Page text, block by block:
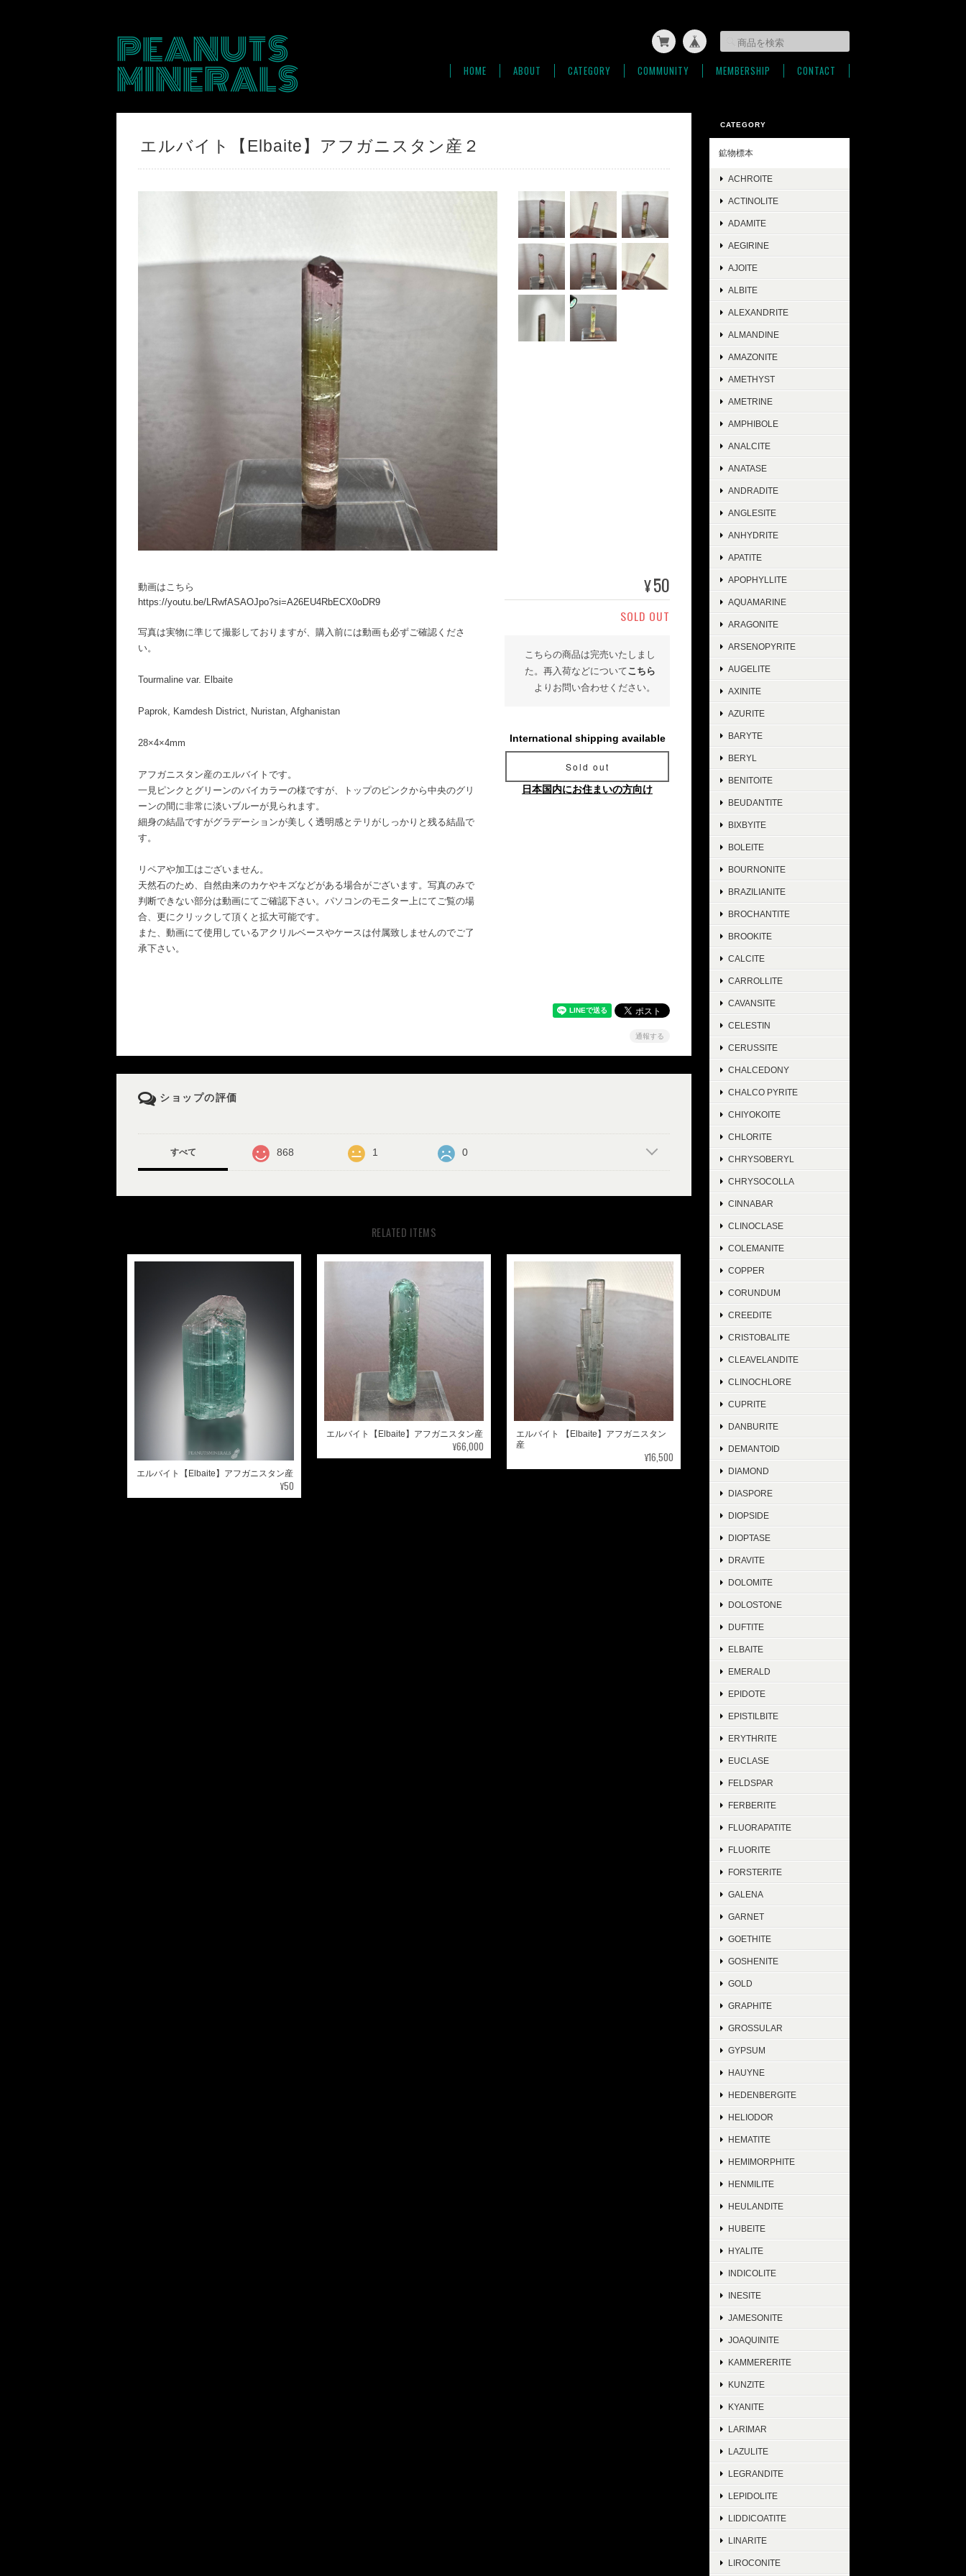
PEANUTS
MINERALS HOME ABOUT CATEGORY COMMUNITY MEMBERSHIP CONTACT
エルバイト【Elbaite】アフガニスタン産２
動画はこちら
https://youtu.be/LRwfASAOJpo?si=A26EU4RbECX0oDR9
写真は実物に準じて撮影しておりますが、購入前には動画も必ずご確認くださ
い。
Tourmaline var. Elbaite
Paprok, Kamdesh District, Nuristan, Afghanistan
28×4×4mm
アフガニスタン産のエルバイトです。
一見ピンクとグリーンのバイカラーの様ですが、トップのピンクから中央のグリ
ーンの間に非常に淡いブルーが見られます。
細身の結晶ですがグラデーションが美しく透明感とテリがしっかりと残る結晶で
す。
リペアや加工はございません。
天然石のため、自然由来のカケやキズなどがある場合がございます。写真のみで
判断できない部分は動画にてご確認下さい。パソコンのモニター上にてご覧の場
合、更にクリックして頂くと拡大可能です。
また、動画にて使用しているアクリルベースやケースは付属致しませんのでご了
承下さい。
¥50
SOLD OUT
こちらの商品は完売いたしまし
た。再入荷などについてこちら
よりお問い合わせください。
International shipping available
Sold out
日本国内にお住まいの方向け
通報する
ショップの評価
すべて 868 1 0
RELATED ITEMS
エルバイト【Elbaite】アフガニスタン産
¥50
エルバイト【Elbaite】アフガニスタン産
¥66,000
エルバイト 【Elbaite】アフガニスタン
産
¥16,500
CATEGORY
鉱物標本
ACHROITE
ACTINOLITE
ADAMITE
AEGIRINE
AJOITE
ALBITE
ALEXANDRITE
ALMANDINE
AMAZONITE
AMETHYST
AMETRINE
AMPHIBOLE
ANALCITE
ANATASE
ANDRADITE
ANGLESITE
ANHYDRITE
APATITE
APOPHYLLITE
AQUAMARINE
ARAGONITE
ARSENOPYRITE
AUGELITE
AXINITE
AZURITE
BARYTE
BERYL
BENITOITE
BEUDANTITE
BIXBYITE
BOLEITE
BOURNONITE
BRAZILIANITE
BROCHANTITE
BROOKITE
CALCITE
CARROLLITE
CAVANSITE
CELESTIN
CERUSSITE
CHALCEDONY
CHALCO PYRITE
CHIYOKOITE
CHLORITE
CHRYSOBERYL
CHRYSOCOLLA
CINNABAR
CLINOCLASE
COLEMANITE
COPPER
CORUNDUM
CREEDITE
CRISTOBALITE
CLEAVELANDITE
CLINOCHLORE
CUPRITE
DANBURITE
DEMANTOID
DIAMOND
DIASPORE
DIOPSIDE
DIOPTASE
DRAVITE
DOLOMITE
DOLOSTONE
DUFTITE
ELBAITE
EMERALD
EPIDOTE
EPISTILBITE
ERYTHRITE
EUCLASE
FELDSPAR
FERBERITE
FLUORAPATITE
FLUORITE
FORSTERITE
GALENA
GARNET
GOETHITE
GOSHENITE
GOLD
GRAPHITE
GROSSULAR
GYPSUM
HAUYNE
HEDENBERGITE
HELIODOR
HEMATITE
HEMIMORPHITE
HENMILITE
HEULANDITE
HUBEITE
HYALITE
INDICOLITE
INESITE
JAMESONITE
JOAQUINITE
KAMMERERITE
KUNZITE
KYANITE
LARIMAR
LAZULITE
LEGRANDITE
LEPIDOLITE
LIDDICOATITE
LINARITE
LIROCONITE